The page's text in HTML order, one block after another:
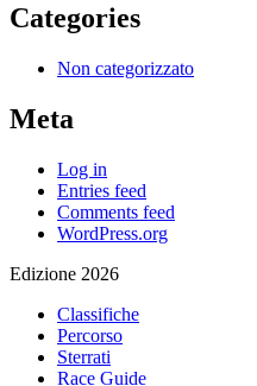
Categories
Non categorizzato
Meta
Log in
Entries feed
Comments feed
WordPress.org
Edizione 2026
Classifiche
Percorso
Sterrati
Race Guide